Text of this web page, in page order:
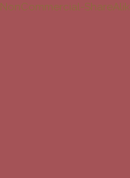
NonCommercial-